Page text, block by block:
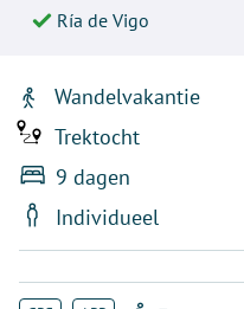
Ría de Vigo
Wandelvakantie
Trektocht
9 dagen
Individueel